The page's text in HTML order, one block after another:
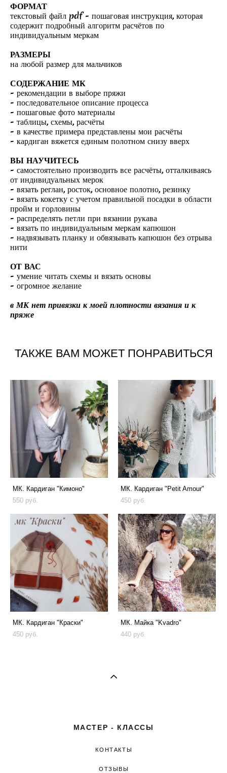
ФОРМАТ
текстовый файл pdf - пошаговая инструкция, которая
содержит подробный алгоритм расчётов по
индивидуальным меркам
РАЗМЕРЫ
на любой размер для мальчиков
СОДЕРЖАНИЕ МК
- рекомендации в выборе пряжи
- последовательное описание процесса
- пошаговые фото материалы
- таблицы, схемы, расчёты
- в качестве примера представлены мои расчёты
- кардиган вяжется единым полотном снизу вверх
ВЫ НАУЧИТЕСЬ
- самостоятельно производить все расчёты, отталкиваясь
от индивидуальных мерок
- вязать реглан, росток, основное полотно, резинку
- вязать кокетку с учетом правильной посадки в области
пройм и горловины
- распределять петли при вязании рукава
- вязать по индивидуальным меркам капюшон
- надвязывать планку и обвязывать капюшон без отрыва
нити
ОТ ВАС
- умение читать схемы и вязать основы
- огромное желание
в МК нет привязки к моей плотности вязания и к
пряже
ТАКЖЕ ВАМ МОЖЕТ ПОНРАВИТЬСЯ
МК. Кардиган "Кимоно"
550 pуб.
МК. Кардиган "Petit Amour"
450 pуб.
МК. Кардиган "Краски"
450 pуб.
МК. Майка "Kvadro"
440 pуб.
МАСТЕР - КЛАССЫ
КОНТАКТЫ
ОТЗЫВЫ